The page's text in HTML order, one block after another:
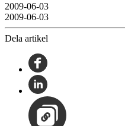
2009-06-03
2009-06-03
Dela artikel